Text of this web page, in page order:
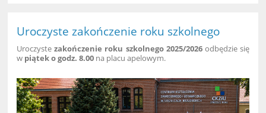
Uroczyste zakończenie roku szkolnego
Uroczystezakończenie roku szkolnego 2025/2026 odbędzie się
w piątek o godz. 8.00 na placu apelowym.